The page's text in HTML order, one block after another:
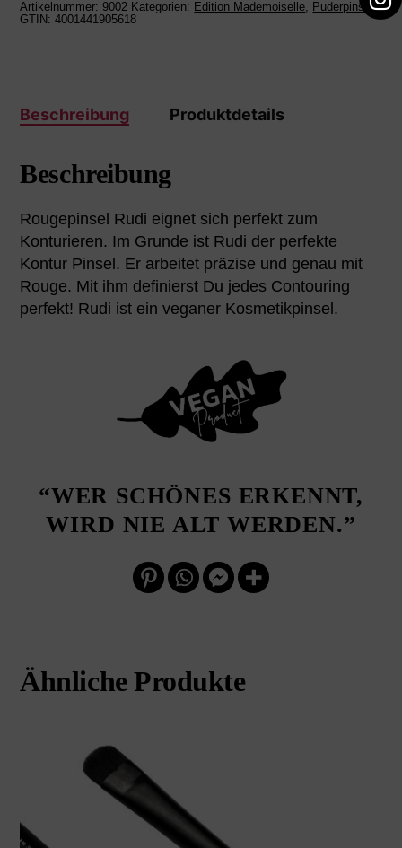
Artikelnummer:9002 Kategorien: Edition Mademoiselle, Puderpinsel
GTIN:4001441905618
Beschreibung Produktdetails
Beschreibung
Rougepinsel Rudi eignet sich perfekt zum
Konturieren. Im Grunde ist Rudi der perfekte
Kontur Pinsel. Er arbeitet präzise und genau mit
Rouge. Mit ihm definierst Du jedes Contouring
perfekt! Rudi ist ein veganer Kosmetikpinsel.
“WER SCHÖNES ERKENNT,
WIRD NIE ALT WERDEN.”
Ähnliche Produkte